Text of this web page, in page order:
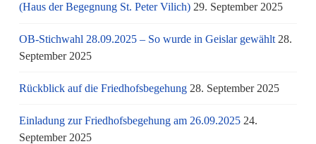
(Haus der Begegnung St. Peter Vilich) 29. September 2025
OB-Stichwahl 28.09.2025 – So wurde in Geislar gewählt 28.
September 2025
Rückblick auf die Friedhofsbegehung 28. September 2025
Einladung zur Friedhofsbegehung am 26.09.2025 24.
September 2025